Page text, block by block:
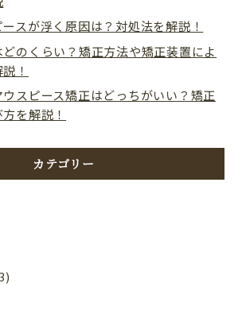
スが浮く原因は？対処法を解説！
のくらい？矯正方法や矯正装置によ
！
スピース矯正はどっちがいい？矯正
を解説！
カテゴリー